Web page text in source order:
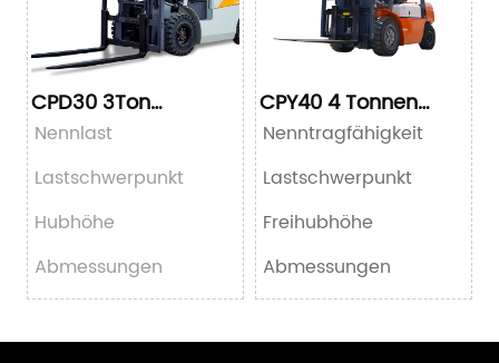
CPD30 3Ton
Elektrogabelstapler
Nennlast
Lastschwerpunkt
Hubhöhe
Abmessungen
CPY40 4 Tonnen
LPG-Gabelstapler
Nenntragfähigkeit
Lastschwerpunkt
Freihubhöhe
Abmessungen